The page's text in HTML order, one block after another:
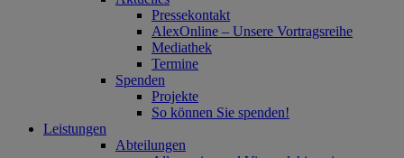
Pressekontakt
AlexOnline – Unsere Vortragsreihe
Mediathek
Termine
Spenden
Projekte
So können Sie spenden!
Leistungen
Abteilungen